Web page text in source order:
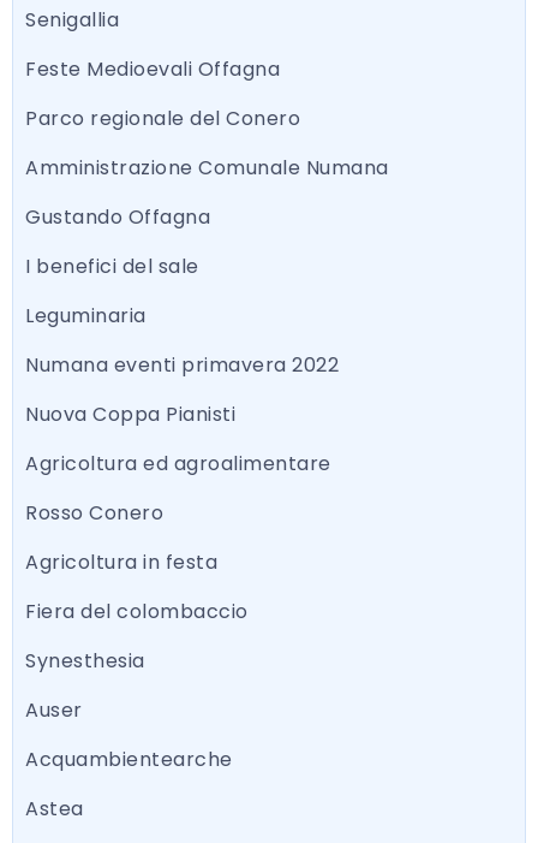
Senigallia
Feste Medioevali Offagna
Parco regionale del Conero
Amministrazione Comunale Numana
Gustando Offagna
I benefici del sale
Leguminaria
Numana eventi primavera 2022
Nuova Coppa Pianisti
Agricoltura ed agroalimentare
Rosso Conero
Agricoltura in festa
Fiera del colombaccio
Synesthesia
Auser
Acquambientearche
Astea